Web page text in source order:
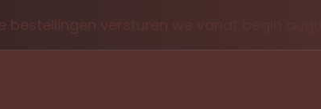
versturen we vanaf begin